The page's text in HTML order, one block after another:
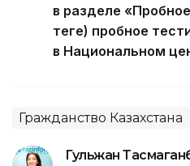
в разделе
теңге) пробное
в Национальном
Гражданство Казахстана
Гульжан